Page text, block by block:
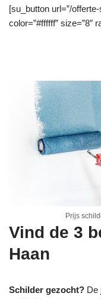
[su_button url=”/
color=”#ffffff” size=”8″
Prijs
Vind de 3
Haan
Schilder gezocht? De